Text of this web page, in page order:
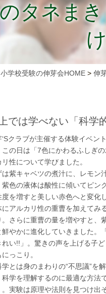
タネま
小学校受験の伸芽会HOME > 伸
では学べない「科学
‘Sクラブが主催する体験イベン
この日は「7色にかわるふしぎ
リ性について学びました。
は紫キャベツの煮汁に、レモン
紫色の液体は酸性に傾いてピン
度を増すと美しい赤色へと変化
にアルカリ性の重曹を加えてみ
。さらに重曹の量を増やすと、
鮮やかに進化していきました。
れい!!」。驚きの声を上げる子
っこり。
学とは身のまわりの“不思議”
科学を理解するのに最適な方法
。実験は原理や法則を見つけ出